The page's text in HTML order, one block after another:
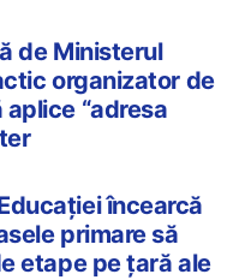
de Ministerul
organizator de
“adresa
încearcă
primare să
etape pe țară ale